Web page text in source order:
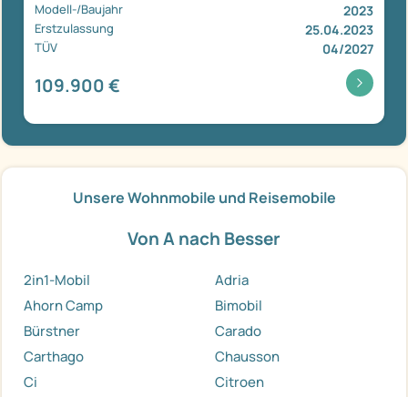
Modell-/Baujahr 2023
Erstzulassung 25.04.2023
TÜV 04/2027
109.900 €
Unsere Wohnmobile und Reisemobile
Von A nach Besser
2in1-Mobil
Adria
Ahorn Camp
Bimobil
Bürstner
Carado
Carthago
Chausson
Ci
Citroen